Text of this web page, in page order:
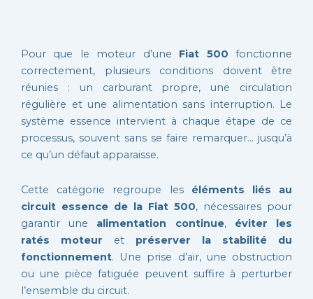
Pour que le moteur d’une Fiat 500 fonctionne
correctement, plusieurs conditions doivent être
réunies : un carburant propre, une circulation
régulière et une alimentation sans interruption. Le
système essence intervient à chaque étape de ce
processus, souvent sans se faire remarquer… jusqu’à
ce qu’un défaut apparaisse.
Cette catégorie regroupe les éléments liés au
circuit essence de la Fiat 500, nécessaires pour
garantir une alimentation continue, éviter les
ratés moteur et préserver la stabilité du
fonctionnement. Une prise d’air, une obstruction
ou une pièce fatiguée peuvent suffire à perturber
l’ensemble du circuit.